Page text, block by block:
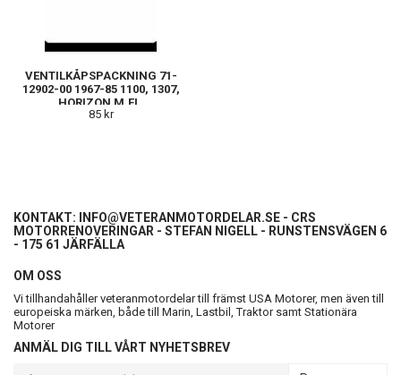
VENTILKÅPSPACKNING 71-
12902-00 1967-85 1100, 1307,
HORIZON M.FL.
85 kr
KONTAKT: INFO@VETERANMOTORDELAR.SE - CRS
MOTORRENOVERINGAR - STEFAN NIGELL - RUNSTENSVÄGEN 6
- 175 61 JÄRFÄLLA
OM OSS
Vi tillhandahåller veteranmotordelar till främst USA Motorer, men även till
europeiska märken, både till Marin, Lastbil, Traktor samt Stationära
Motorer
ANMÄL DIG TILL VÅRT NYHETSBREV